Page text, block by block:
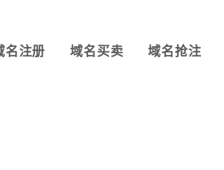
名注册 域名买卖 域名抢注